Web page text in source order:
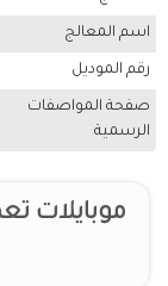
اسم المعالج
رقم الموديل
صفحة المواصفات
الرسمية